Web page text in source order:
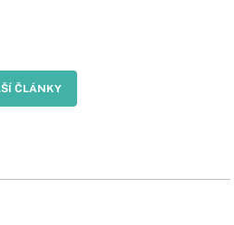
ČLÁNKY